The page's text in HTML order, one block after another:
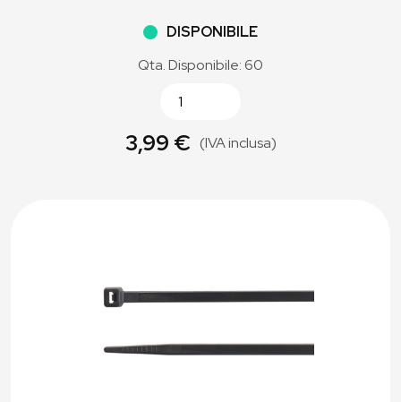
DISPONIBILE
Qta. Disponibile: 60
3,99 € (IVA inclusa)